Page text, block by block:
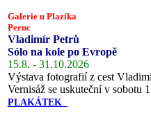
Galerie u Plazíka
Peruc
Vladimír Petrů
Sólo na kole po Evropě
15.8. - 31.10.2026
Výstava fotografií z cest
Vernisáž se uskuteční v sobotu
PLAKÁTEK